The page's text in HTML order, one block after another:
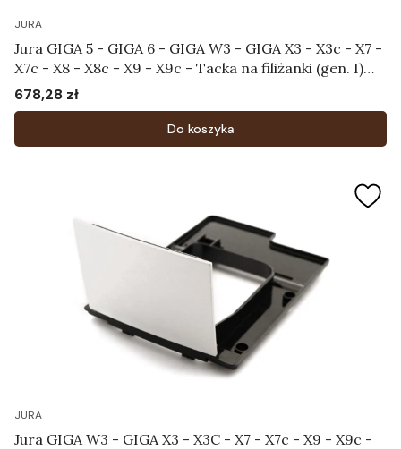
JURA
Jura GIGA 5 - GIGA 6 - GIGA W3 - GIGA X3 - X3c - X7 -
X7c - X8 - X8c - X9 - X9c - Tacka na filiżanki (gen. I)
Art.70014
Cena
678,28 zł
Do koszyka
JURA
Jura GIGA W3 - GIGA X3 - X3C - X7 - X7c - X9 - X9c -